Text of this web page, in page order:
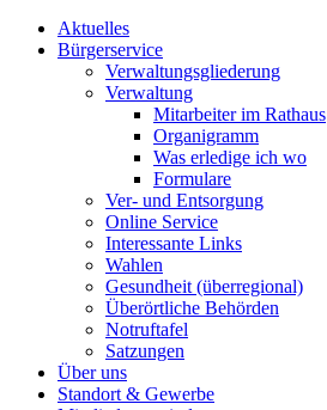
Aktuelles
Bürgerservice
Verwaltungsgliederung
Verwaltung
Mitarbeiter im Rathaus
Organigramm
Was erledige ich wo
Formulare
Ver- und Entsorgung
Online Service
Interessante Links
Wahlen
Gesundheit (überregional)
Überörtliche Behörden
Notruftafel
Satzungen
Über uns
Standort & Gewerbe